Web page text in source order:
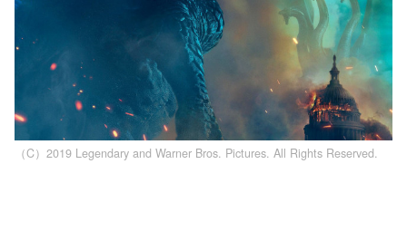
（C）2019 Legendary and Warner Bros. Pictures. All Rights Reserved.